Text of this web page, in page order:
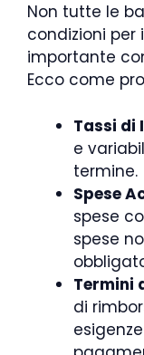
Non tutte le
condizioni per
importante
Ecco come
Tassi di
e
termine.
Spese
spese
spese
Termini
di